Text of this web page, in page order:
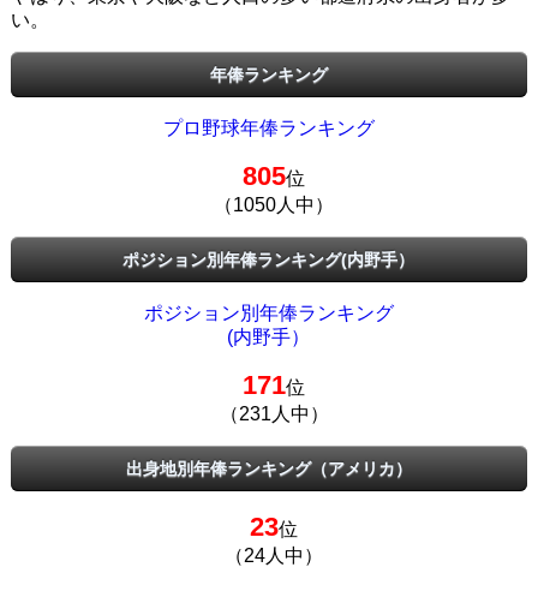
い。
年俸ランキング
プロ野球年俸ランキング
805位
（1050人中）
ポジション別年俸ランキング(内野手）
ポジション別年俸ランキング
(内野手）
171位
（231人中）
出身地別年俸ランキング（アメリカ）
23位
（24人中）